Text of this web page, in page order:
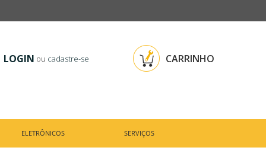
LOGIN ou cadastre-se CARRINHO
ELETRÔNICOS SERVIÇOS